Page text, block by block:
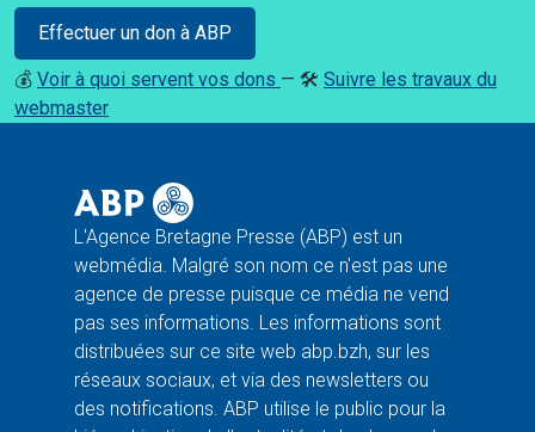
Effectuer un don à ABP
💰 Voir à quoi servent vos dons — 🛠️ Suivre les travaux du
webmaster
L'Agence Bretagne Presse (ABP) est un
webmédia. Malgré son nom ce n'est pas une
agence de presse puisque ce média ne vend
pas ses informations. Les informations sont
distribuées sur ce site web abp.bzh, sur les
réseaux sociaux, et via des newsletters ou
des notifications. ABP utilise le public pour la